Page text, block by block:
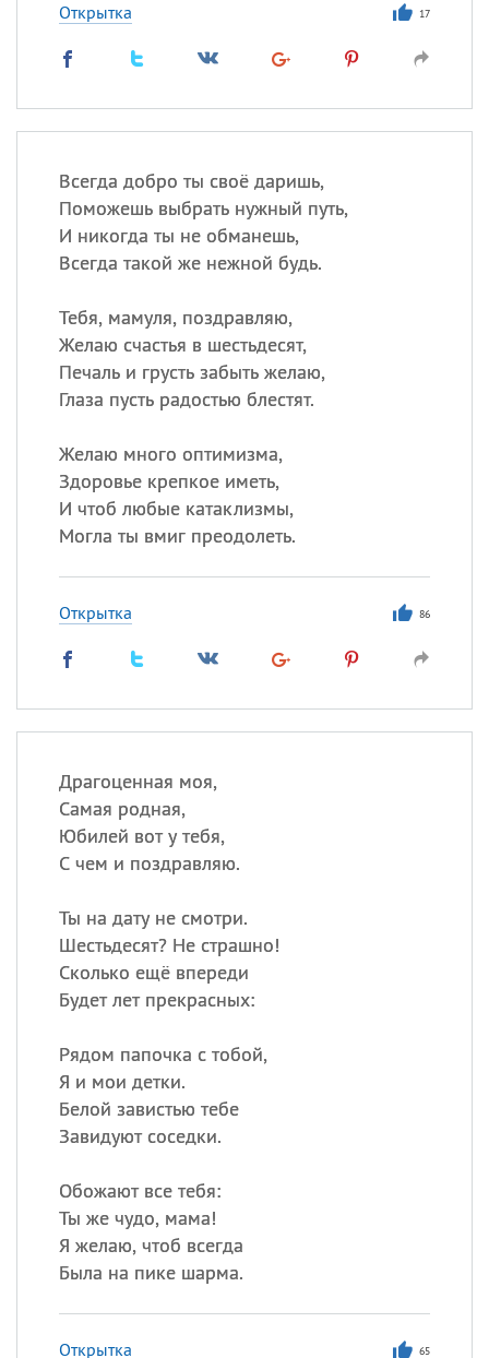
Открытка 17
Всегда добро ты своё даришь,
Поможешь выбрать нужный путь,
И никогда ты не обманешь,
Всегда такой же нежной будь.
Тебя, мамуля, поздравляю,
Желаю счастья в шестьдесят,
Печаль и грусть забыть желаю,
Глаза пусть радостью блестят.
Желаю много оптимизма,
Здоровье крепкое иметь,
И чтоб любые катаклизмы,
Могла ты вмиг преодолеть.
Открытка 86
Драгоценная моя,
Самая родная,
Юбилей вот у тебя,
С чем и поздравляю.
Ты на дату не смотри.
Шестьдесят? Не страшно!
Сколько ещё впереди
Будет лет прекрасных:
Рядом папочка с тобой,
Я и мои детки.
Белой завистью тебе
Завидуют соседки.
Обожают все тебя:
Ты же чудо, мама!
Я желаю, чтоб всегда
Была на пике шарма.
Открытка 65